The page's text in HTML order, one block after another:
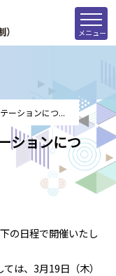
メニュー
ーションにつ...
ションにつ
の日程で開催いたし
は、3月19日（木）